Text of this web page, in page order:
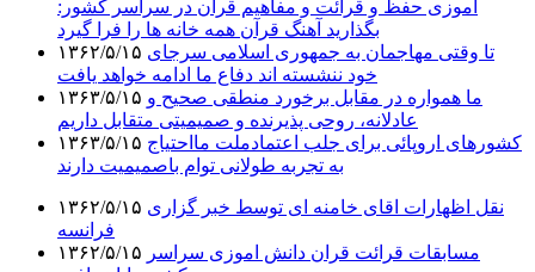
آموزی حفظ و قرائت و مفاهیم قرآن در سراسر کشور:
بگذارید آهنگ قرآن همه خانه ها را فرا گیرد
۱۳۶۲/۵/۱۵ تا وقتی مهاجمان به جمهوری اسلامی سرجای
خود ننشسته اند دفاع ما ادامه خواهد یافت
۱۳۶۳/۵/۱۵ ما همواره در مقابل برخورد منطقی صحیح و
عادلانه، روحی پذیرنده و صمیمیتی متقابل داریم
۱۳۶۳/۵/۱۵ کشورهای اروپائی برای جلب اعتمادملت مااحتیاج
به تجربه طولانی توام باصمیمیت دارند
۱۳۶۲/۵/۱۵ نقل اظهارات اقای خامنه ای توسط خبر گزاری
فرانسه
۱۳۶۲/۵/۱۵ مسابقات قرائت قران دانش اموزی سراسر